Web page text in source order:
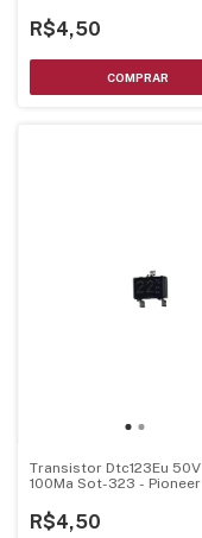
R$4,50
Transistor Dtc123Eu 50V
100Ma Sot-323 - Pioneer
R$4,50